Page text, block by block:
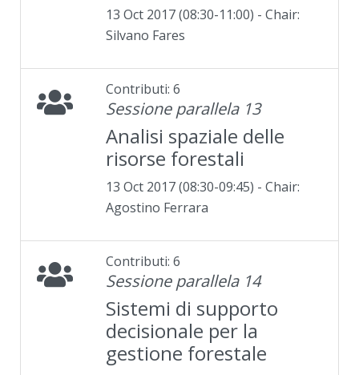
13 Oct 2017 (08:30-11:00) - Chair:
Silvano Fares
Contributi: 6
Sessione parallela 13
Analisi spaziale delle
risorse forestali
13 Oct 2017 (08:30-09:45) - Chair:
Agostino Ferrara
Contributi: 6
Sessione parallela 14
Sistemi di supporto
decisionale per la
gestione forestale